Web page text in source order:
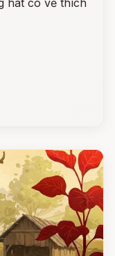
hát có vẻ thích